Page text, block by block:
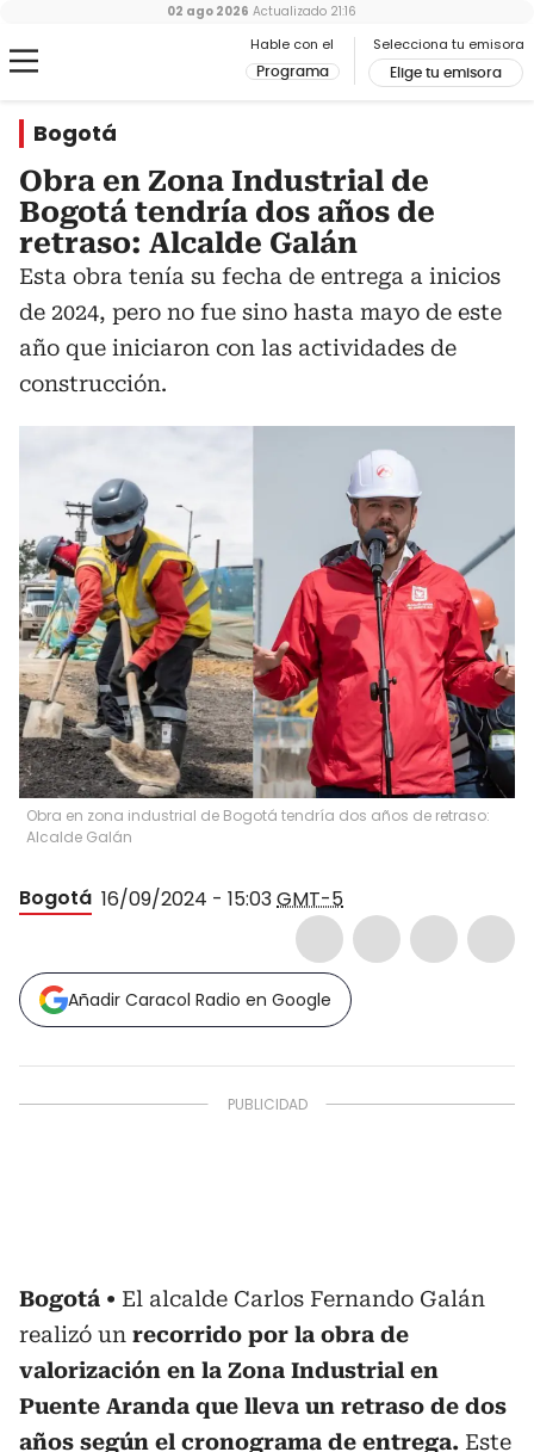
Hable con el
Programa
Selecciona tu emisora
Elige tu emisora
02 ago 2026 Actualizado 21:16
Bogotá
Obra en Zona Industrial de
Bogotá tendría dos años de
retraso: Alcalde Galán
Esta obra tenía su fecha de entrega a inicios
de 2024, pero no fue sino hasta mayo de este
año que iniciaron con las actividades de
construcción.
Obra en zona industrial de Bogotá tendría dos años de retraso:
Alcalde Galán
Bogotá 16/09/2024 - 15:03GMT-5
Añadir Caracol Radio en Google
Bogotá
El alcalde Carlos Fernando Galán
realizó un recorrido por la obra de
valorización en la Zona Industrial en
Puente Aranda que lleva un retraso de dos
años según el cronograma de entrega. Este